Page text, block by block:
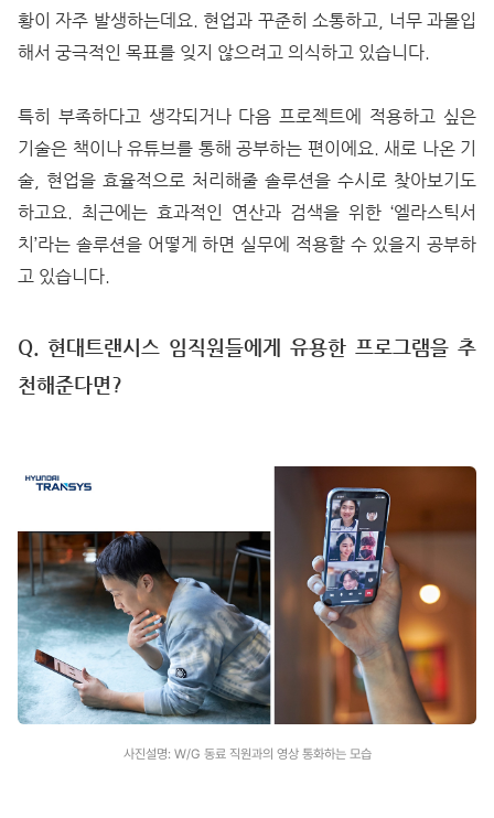
황이 자주 발생하는데요. 현업과 꾸준히 소통하고, 너무 과몰입
해서 궁극적인 목표를 잊지 않으려고 의식하고 있습니다.
특히 부족하다고 생각되거나 다음 프로젝트에 적용하고 싶은
기술은 책이나 유튜브를 통해 공부하는 편이에요. 새로 나온 기
술, 현업을 효율적으로 처리해줄 솔루션을 수시로 찾아보기도
하고요. 최근에는 효과적인 연산과 검색을 위한 ‘엘라스틱서
치’라는 솔루션을 어떻게 하면 실무에 적용할 수 있을지 공부하
고 있습니다.
Q. 현대트랜시스 임직원들에게 유용한 프로그램을 추
천해준다면?
사진설명: W/G 동료 직원과의 영상 통화하는 모습